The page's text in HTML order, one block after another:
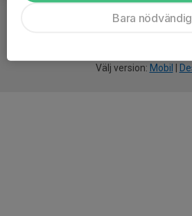
Välj version: Mobil
Bara